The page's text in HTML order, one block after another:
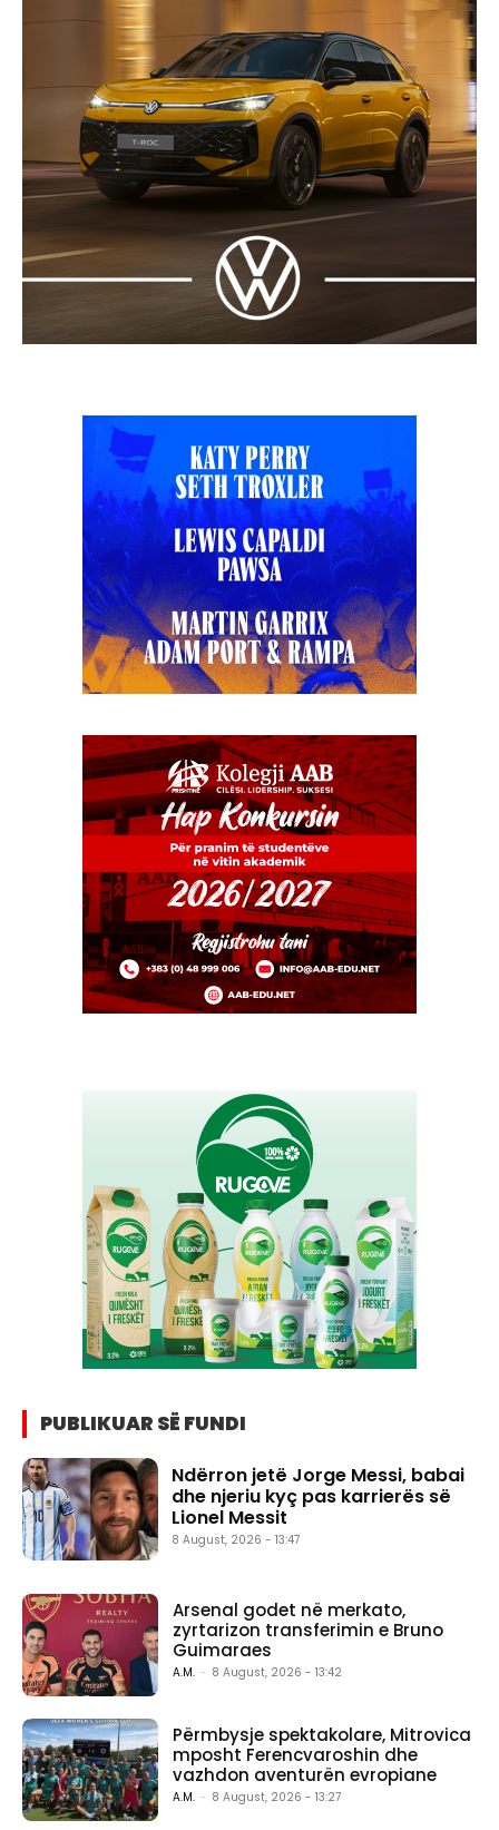
PUBLIKUAR SË FUNDI
Ndërron jetë Jorge Messi, babai
dhe njeriu kyç pas karrierës së
Lionel Messit
8 August, 2026 - 13:47
Arsenal godet në merkato,
zyrtarizon transferimin e Bruno
Guimaraes
A.M. - 8 August, 2026 - 13:42
Përmbysje spektakolare, Mitrovica
mposht Ferencvaroshin dhe
vazhdon aventurën evropiane
A.M. - 8 August, 2026 - 13:27